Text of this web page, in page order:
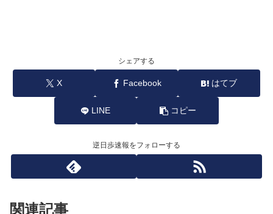
シェアする
X Facebook はてブ
LINE コピー
逆日歩速報をフォローする
関連記事